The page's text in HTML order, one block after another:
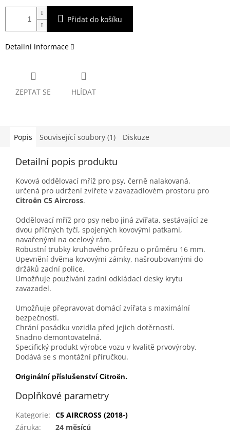
Přidat do košíku
Detailní informace
ZEPTAT SE HLÍDAT
Popis Související soubory (1) Diskuze
Detailní popis produktu
Kovová oddělovací mříž pro psy, černě nalakovaná,
určená pro udržení zvířete v zavazadlovém prostoru pro
Citroën C5 Aircross.
Oddělovací mříž pro psy nebo jiná zvířata, sestávající ze
dvou příčných tyčí, spojených kovovými patkami,
navařenými na ocelový rám.
Robustní trubky kruhového průřezu o průměru 16 mm.
Upevnění dvěma kovovými zámky, našroubovanými do
držáků zadní police.
Umožňuje používání zadní odkládací desky krytu
zavazadel.
Umožňuje přepravovat domácí zvířata s maximální
bezpečností.
Chrání posádku vozidla před jejich dotěrností.
Snadno demontovatelná.
Specifický produkt výrobce vozu v kvalitě prvovýroby.
Dodává se s montážní příručkou.
Originální příslušenství Citroën.
Doplňkové parametry
Kategorie: C5 AIRCROSS (2018-)
Záruka: 24 měsíců